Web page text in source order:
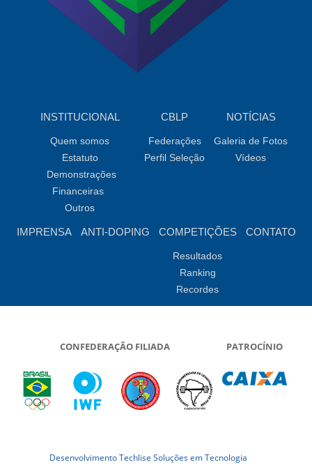
INSTITUCIONAL
Quem somos
Estatuto
Demonstrações
Financeiras
Outros
CBLP
Federações
Perfil Seleção
NOTÍCIAS
Galeria de Fotos
Vídeos
IMPRENSA ANTI-DOPING COMPETIÇÕES
Resultados
Ranking
Recordes
CONTATO
CONFEDERAÇÃO FILIADA PATROCÍNIO
Desenvolvimento Techlise Soluções em Tecnologia